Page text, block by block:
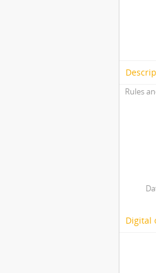
Rules
Digital